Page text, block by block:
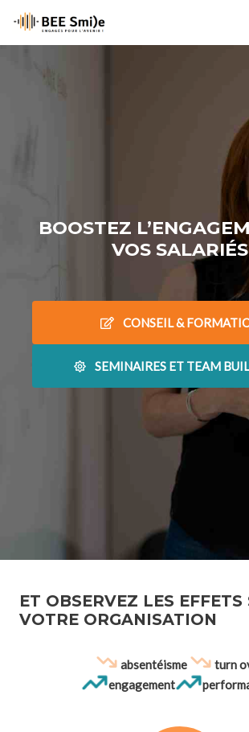
Aller
contenu
BOOSTEZ
VOS SALARIÉS
CONSEIL &
SEMINAIRES ET TEAM
ET OBSERVEZ LES EFFETS
VOTRE ORGANISATION
absentéisme
turn
engagement